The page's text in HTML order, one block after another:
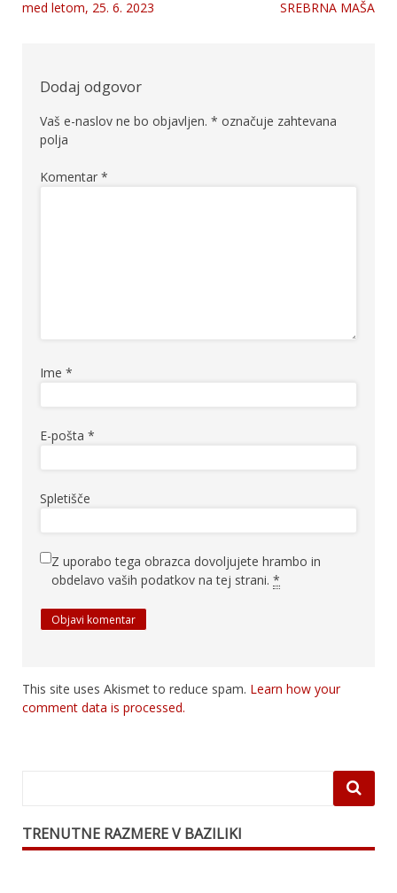
Navigacija
med letom, 25. 6. 2023 SREBRNA MAŠA
Dodaj odgovor
Vaš e-naslov ne bo objavljen. * označuje zahtevana
polja
Komentar *
Ime *
E-pošta *
Spletišče
Z uporabo tega obrazca dovoljujete hrambo in
obdelavo vaših podatkov na tej strani. *
This site uses Akismet to reduce spam. Learn how your
comment data is processed.
TRENUTNE RAZMERE V BAZILIKI